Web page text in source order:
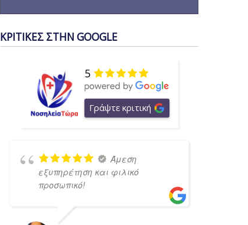
ΚΡΙΤΙΚΕΣ ΣΤΗΝ GOOGLE
5
Γράψτε κριτική
Άμεση
εξυπηρέτηση και φιλικό
προσωπικό!